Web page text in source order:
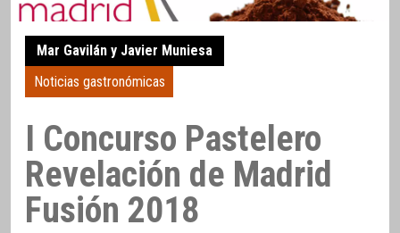
Mar Gavilán y Javier Muniesa
Noticias gastronómicas
I Concurso Pastelero
Revelación de Madrid
Fusión 2018